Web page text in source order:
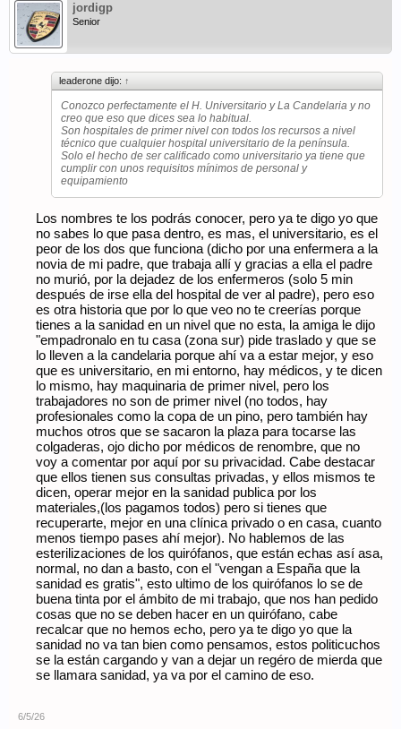
jordigp
Senior
leaderone dijo: ↑
Conozco perfectamente el H. Universitario y La Candelaria y no
creo que eso que dices sea lo habitual.
Son hospitales de primer nivel con todos los recursos a nivel
técnico que cualquier hospital universitario de la península.
Solo el hecho de ser calificado como universitario ya tiene que
cumplir con unos requisitos mínimos de personal y
equipamiento
Los nombres te los podrás conocer, pero ya te digo yo que
no sabes lo que pasa dentro, es mas, el universitario, es el
peor de los dos que funciona (dicho por una enfermera a la
novia de mi padre, que trabaja allí y gracias a ella el padre
no murió, por la dejadez de los enfermeros (solo 5 min
después de irse ella del hospital de ver al padre), pero eso
es otra historia que por lo que veo no te creerías porque
tienes a la sanidad en un nivel que no esta, la amiga le dijo
"empadronalo en tu casa (zona sur) pide traslado y que se
lo lleven a la candelaria porque ahí va a estar mejor, y eso
que es universitario, en mi entorno, hay médicos, y te dicen
lo mismo, hay maquinaria de primer nivel, pero los
trabajadores no son de primer nivel (no todos, hay
profesionales como la copa de un pino, pero también hay
muchos otros que se sacaron la plaza para tocarse las
colgaderas, ojo dicho por médicos de renombre, que no
voy a comentar por aquí por su privacidad. Cabe destacar
que ellos tienen sus consultas privadas, y ellos mismos te
dicen, operar mejor en la sanidad publica por los
materiales,(los pagamos todos) pero si tienes que
recuperarte, mejor en una clínica privado o en casa, cuanto
menos tiempo pases ahí mejor). No hablemos de las
esterilizaciones de los quirófanos, que están echas así asa,
normal, no dan a basto, con el "vengan a España que la
sanidad es gratis", esto ultimo de los quirófanos lo se de
buena tinta por el ámbito de mi trabajo, que nos han pedido
cosas que no se deben hacer en un quirófano, cabe
recalcar que no hemos echo, pero ya te digo yo que la
sanidad no va tan bien como pensamos, estos politicuchos
se la están cargando y van a dejar un regéro de mierda que
se llamara sanidad, ya va por el camino de eso.
6/5/26